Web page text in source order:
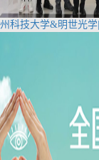
科技大学&明世光